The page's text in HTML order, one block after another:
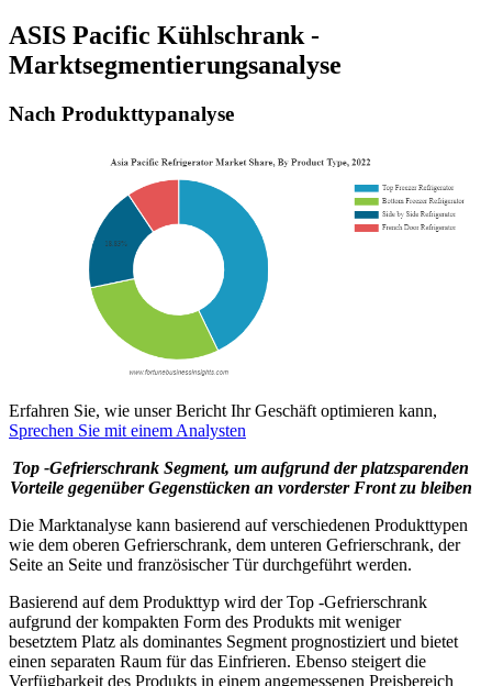
ASIS Pacific Kühlschrank -
Marktsegmentierungsanalyse
Nach Produkttypanalyse
Erfahren Sie, wie unser Bericht Ihr Geschäft optimieren kann,
Sprechen Sie mit einem Analysten
Top -Gefrierschrank Segment, um aufgrund der platzsparenden
Vorteile gegenüber Gegenstücken an vorderster Front zu bleiben
Die Marktanalyse kann basierend auf verschiedenen Produkttypen
wie dem oberen Gefrierschrank, dem unteren Gefrierschrank, der
Seite an Seite und französischer Tür durchgeführt werden.
Basierend auf dem Produkttyp wird der Top -Gefrierschrank
aufgrund der kompakten Form des Produkts mit weniger
besetztem Platz als dominantes Segment prognostiziert und bietet
einen separaten Raum für das Einfrieren. Ebenso steigert die
Verfügbarkeit des Produkts in einem angemessenen Preisbereich